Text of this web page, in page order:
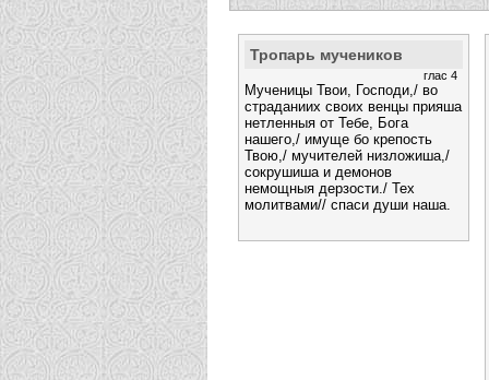
Тропарь мучеников
глас 4
Мученицы Твои, Господи,/ во
страданиих своих венцы прияша
нетленныя от Тебе, Бога
нашего,/ имуще бо крепость
Твою,/ мучителей низложиша,/
сокрушиша и демонов
немощныя дерзости./ Тех
молитвами// спаси души наша.